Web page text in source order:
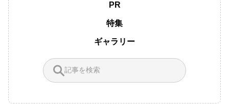
PR
特集
ギャラリー